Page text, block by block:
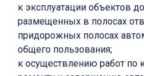
к эксплуатации объектов
размещенных в полосах
придорожных полосах
общего пользования;
к осуществлению работ по